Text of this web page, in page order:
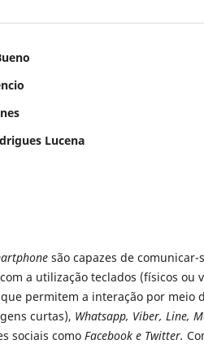
Lucena
são capazes de comunicar-
a utilização teclados (físicos ou
permitem a interação por meio
curtas), Whatsapp, Viber, Line,
sociais como Facebook e Twitter.